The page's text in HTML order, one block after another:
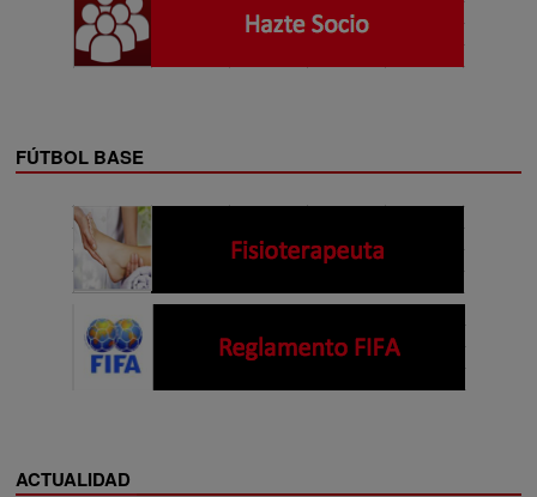
FÚTBOL BASE
ACTUALIDAD